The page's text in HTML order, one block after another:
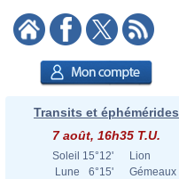
Transits et éphémérides
7 août, 16h35 T.U.
Soleil 15°12'
Lion
Lune
6°15'
Gémeaux